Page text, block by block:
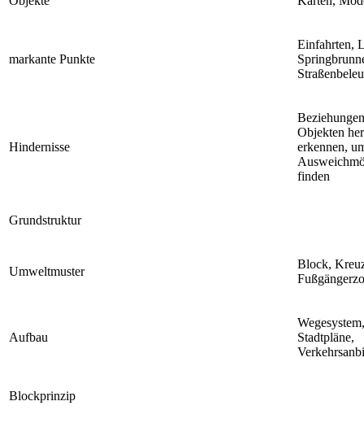
markante Punkte
Einfahrten,
Hindernisse
Objekten
erkennen,
finden
Grundstruktur
Umweltmuster
Block,
Aufbau
Stadtpläne,
Blockprinzip